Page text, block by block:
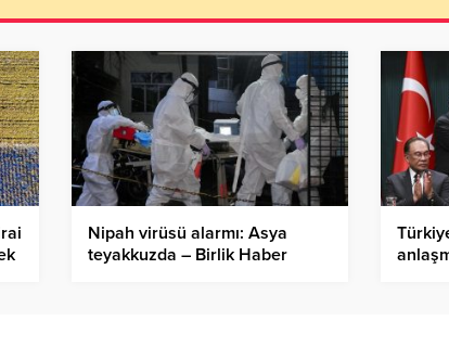
Nipah virüsü alarmı: Asya
teyakkuzda – Birlik Haber